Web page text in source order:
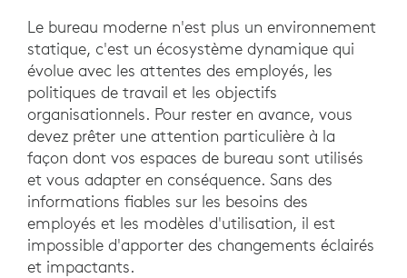
Le bureau moderne n'est plus un environnement
statique, c'est un écosystème dynamique qui
évolue avec les attentes des employés, les
politiques de travail et les objectifs
organisationnels. Pour rester en avance, vous
devez prêter une attention particulière à la
façon dont vos espaces de bureau sont utilisés
et vous adapter en conséquence. Sans des
informations fiables sur les besoins des
employés et les modèles d'utilisation, il est
impossible d'apporter des changements éclairés
et impactants.